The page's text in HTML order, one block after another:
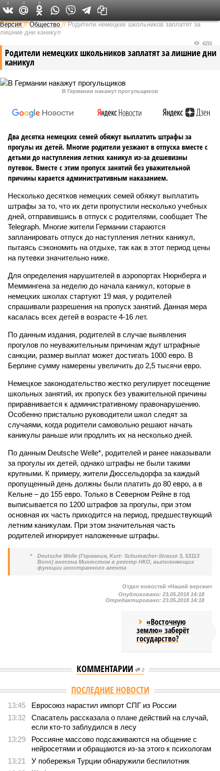
Федеральный выпуск
Версия //Общество //Родители немецких школьников заплатят за
лишние дни каникул
Родители немецких школьников заплатят за лишние дни
каникул
4255
В Германии накажут прогульщиков
Два десятка немецких семей обяжут выплатить штрафы за
прогулы их детей. Многие родители уезжают в отпуска вместе с
детьми до наступления летних каникул из-за дешевизны
путевок. Вместе с этим пропуск занятий без уважительной
причины карается административным наказанием.
Несколько десятков немецких семей обяжут выплатить
штрафы за то, что их дети пропустили несколько учебных
дней, отправившись в отпуск с родителями, сообщает The
Telegraph. Многие жители Германии стараются
запланировать отпуск до наступления летних каникул,
пытаясь сэкономить на отдыхе, так как в этот период цены
на путевки значительно ниже.
Для определения нарушителей в аэропортах Нюрнберга и
Меммингена за неделю до начала каникул, которые в
немецких школах стартуют 19 мая, у родителей
спрашивали разрешения на пропуск занятий. Данная мера
касалась всех детей в возрасте 4-16 лет.
По данным издания, родителей в случае выявления
прогулов по неуважительным причинам ждут штрафные
санкции, размер выплат может достигать 1000 евро. В
Берлине сумму намерены увеличить до 2,5 тысячи евро.
Немецкое законодательство жестко регулирует посещение
школьных занятий, их пропуск без уважительной причины
приравнивается к административному правонарушению.
Особенно пристально руководители школ следят за
случаями, когда родители самовольно решают начать
каникулы раньше или продлить их на несколько дней.
По данным Deutsche Welle*, родителей и ранее наказывали
за прогулы их детей, однако штрафы не были такими
крупными. К примеру, жители Дюссельдорфа за каждый
пропущенный день должны были платить до 80 евро, а в
Кельне – до 155 евро. Только в Северном Рейне в год
выписывается по 1200 штрафов за прогулы, при этом
основная их часть приходится на период, предшествующий
летним каникулам. При этом значительная часть
родителей игнорирует наложенные штрафы.
*
Deutsche Welle (Германия, Kurt- Schumacher-Strasse 3, 53113
Bonn) внесена Минюстом в реестр НКО, выполняющих
функции иностранного агента
1 0 0
Отдел новостей «Нашей версии»
Опубликовано: 23.05.2018 14:18
Отредактировано: 23.05.2018 14:18
«Восточную
землю» заберёт
государство?
КОММЕНТАРИИ 0
Версия //Конфликт // В нескольких станциях от уже сданного
«Сказочного леса» пайщики ЖК «Станция Л» продолжают ждать от
компании Capital Group начала реальной достройки
В нескольких станциях от уже сданного «Сказочного
леса» пайщики ЖК «Станция Л» продолжают ждать от
компании Capital Group начала реальной достройки
385
«Станция ожидания» для дольщиков